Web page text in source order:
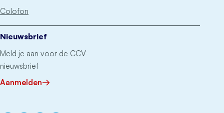
Colofon
Nieuwsbrief
Meld je aan voor de CCV-
nieuwsbrief
Aanmelden